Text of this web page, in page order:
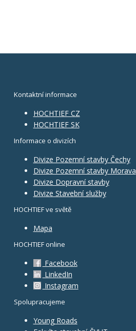
Kontaktní informace
HOCHTIEF CZ
HOCHTIEF SK
Informace o divizích
Divize Pozemní stavby Čechy
Divize Pozemní stavby Morava
Divize Dopravní stavby
Divize Stavební služby
HOCHTIEF ve světě
Mapa
HOCHTIEF online
Facebook
LinkedIn
Instagram
Spolupracujeme
Young Roads